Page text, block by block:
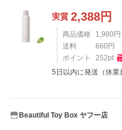
実質 2,388円
商品価格 1,980 円
送料
660 円
ポイント
252pt
5日以内に発送（休業
Beautiful Toy Box ヤフー店